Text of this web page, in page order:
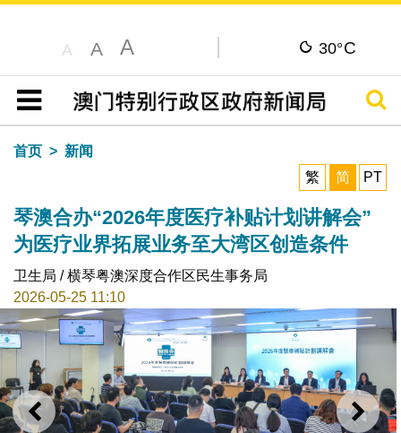
A A A 30°C
目录
搜寻
首页
新闻
繁
简 PT
琴澳合办“2026年度医疗补贴计划讲解会”
为医疗业界拓展业务至大湾区创造条件
卫生局 / 横琴粤澳深度合作区民生事务局
2026-05-25 11:10
上一则 下一